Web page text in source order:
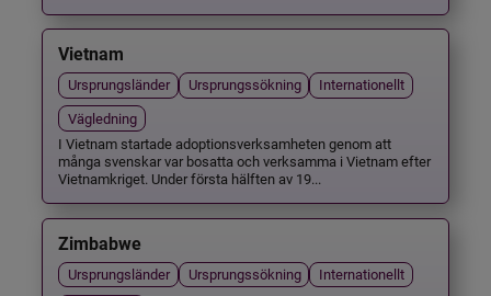
Vietnam
Ursprungsländer Ursprungssökning
Internationellt
Vägledning
I Vietnam startade adoptionsverksamheten genom att
många svenskar var bosatta och verksamma i Vietnam efter
Vietnamkriget. Under första hälften av 19...
Zimbabwe
Ursprungsländer Ursprungssökning
Internationellt